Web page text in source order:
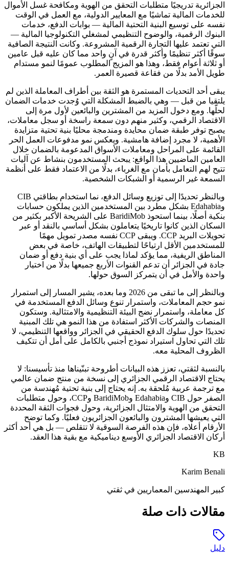
الجزائرية تدريجيًا متطلبات التحقق من الهوية ومكافحة غسل الأموال
للخدمات المالية تماشيًا مع المعايير الدولية، مع العمل في الوقت
نفسه على توسيع البنية التحتية المالية — بوابات الدفع، خدمات
البنوك الرقمية، والوضوح التنظيمي لمشغلي التكنولوجيا المالية —
التي تعتمد عليها التجارة الرقمية المشروعة. وكانت النتيجة الصافية
سوقًا أكثر تنظيمًا وأكثر قدرة في آنٍ واحد مما كان عليه قبل عامين
أو ثلاثة أعوام فقط، وهذا هو المزيج المطلوب عمومًا لنمو مستدام
طويل الأمد بدلًا من فقاعة قصيرة العمر.
يبقى أحد التحديات المستمرة هو الثقة بين أطراف المعاملة الذين لم
يلتقيا من قبل — وهي بالضبط المشكلة التي وُجدت خدمات الضمان
لحلّها. ومع دخول المزيد من المشترين والبائعين لأول مرة إلى
الاقتصاد الرقمي، وكثير منهم دون سمعة راسخة أو سجل معاملات،
يصبح توفر طبقة ضمان محايدة ومندمجة محليًا بنية تحتية متزايدة
الأهمية، لا مجرد إضافة هامشية. ويعكس نمو مدفوعات العمل الحر
القائمة على المراحل ومعاملات الأسواق المدعومة بالضمان خلال
العامين الماضيين هذا الواقع: يبحث المستخدمون بنشاط عن آليات
تتيح لهم التعامل بأمان مع الغرباء، بدلًا من الاعتماد فقط على أنظمة
السمعة غير الرسمية أو الشبكات الشخصية.
وبالنظر تحديدًا إلى توزيع وسائل الدفع، نما استخدام بطاقتي CIB
وEdahabia بشكل مطرد بين المستخدمين الذين يملكون حسابات
بنكية أصلًا، بينما استحوذ BaridiMob على الشريحة الأكبر بكثير من
السكان الذين كانوا تاريخيًا يتعاملون بشكل أساسي بالنقد أو عبر
تحويلات البريد CCP. ويبقى CCP نفسه مصدر تمويل مهمًا
للمستخدمين الأقل ارتياحًا لتطبيقات الهاتف، خاصة في بعض
المناطق الريفية، مما يؤكد لماذا يجب على أي بنية دفع أو ضمان
جادة في الجزائر أن تدعم القنوات الأربع جميعها بدلًا من اختيار
واحدة والأمل في أن يتمركز السوق حولها.
وبالنظر إلى ما تبقى من 2026 وما بعده، يشير المسار إلى استمرار
نمو حجم المعاملات، واستمرار تنوع وسائل الدفع المستخدمة في
كل معاملة، واستمرار نضج البيئة التنظيمية والامتثالية. وستكون
المنصات والشركات الأكثر استفادة من هذا النمو هي تلك المبنية
تحديدًا حول سلوك الدفع الحقيقي في الجزائر وواقعها التنظيمي، لا
تلك التي تحاول استيراد نموذج أجنبي بالكامل على أمل أن تتكيف
الظروف المحلية معه.
بالنسبة لثقتي، تعزز هذه البيانات أطروحة تبنّيناها منذ تأسيسنا: لا
يحتاج الاقتصاد الرقمي الجزائري إلى نسخة من منتج ضمان عالمي
مع ترجمة عربية مُلحقة به. إنه يحتاج إلى بنية تحتية مُهندسة من
الصفر حول CIB وEdahabia وBaridiMob وCCP، وحول متطلبات
التحقق من الهوية والامتثال الجزائرية، وحول فجوات الثقة المحددة
التي يعيشها المشترون والبائعون الجزائريون فعليًا. وكما توضح
الأرقام أعلاه، فإن هذه الفرصة السوقية لا تتقلص — بل هي أحد أكثر
أركان الاقتصاد الجزائري الأوسع ديناميكية مع بقية هذا العقد.
KB
Karim Benali
كبير المهندسين المعماريين في ثقتي
مقالات ذات صلة
دليل